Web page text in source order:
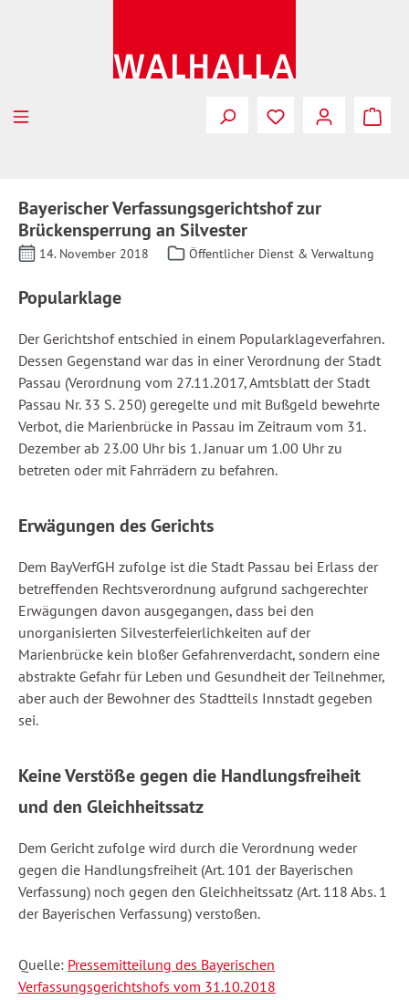
Bayerischer Verfassungsgerichtshof zur
Brückensperrung an Silvester
14. November 2018 Öffentlicher Dienst & Verwaltung
Popularklage
Der Gerichtshof entschied in einem Popularklageverfahren.
Dessen Gegenstand war das in einer Verordnung der Stadt
Passau (Verordnung vom 27.11.2017, Amtsblatt der Stadt
Passau Nr. 33 S. 250) geregelte und mit Bußgeld bewehrte
Verbot, die Marienbrücke in Passau im Zeitraum vom 31.
Dezember ab 23.00 Uhr bis 1. Januar um 1.00 Uhr zu
betreten oder mit Fahrrädern zu befahren.
Erwägungen des Gerichts
Dem BayVerfGH zufolge ist die Stadt Passau bei Erlass der
betreffenden Rechtsverordnung aufgrund sachgerechter
Erwägungen davon ausgegangen, dass bei den
unorganisierten Silvesterfeierlichkeiten auf der
Marienbrücke kein bloßer Gefahrenverdacht, sondern eine
abstrakte Gefahr für Leben und Gesundheit der Teilnehmer,
aber auch der Bewohner des Stadtteils Innstadt gegeben
sei.
Keine Verstöße gegen die Handlungsfreiheit
und den Gleichheitssatz
Dem Gericht zufolge wird durch die Verordnung weder
gegen die Handlungsfreiheit (Art. 101 der Bayerischen
Verfassung) noch gegen den Gleichheitssatz (Art. 118 Abs. 1
der Bayerischen Verfassung) verstoßen.
Quelle: Pressemitteilung des Bayerischen
Verfassungsgerichtshofs vom 31.10.2018